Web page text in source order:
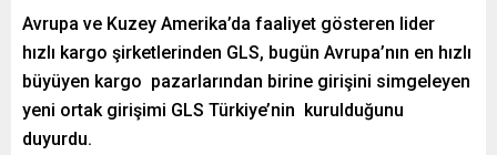
Avrupa ve Kuzey Amerika’da faaliyet gösteren lider
hızlı kargo şirketlerinden GLS, bugün Avrupa’nın en hızlı
büyüyen kargo pazarlarından birine girişini simgeleyen
yeni ortak girişimi GLS Türkiye’nin kurulduğunu
duyurdu.